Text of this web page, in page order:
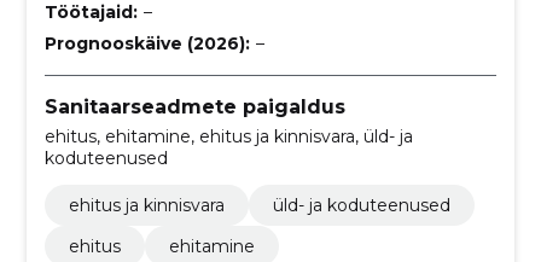
Töötajaid: –
Prognooskäive (2026): –
Sanitaarseadmete paigaldus
ehitus, ehitamine, ehitus ja kinnisvara, üld- ja
koduteenused
ehitus ja kinnisvara
üld- ja koduteenused
ehitus
ehitamine